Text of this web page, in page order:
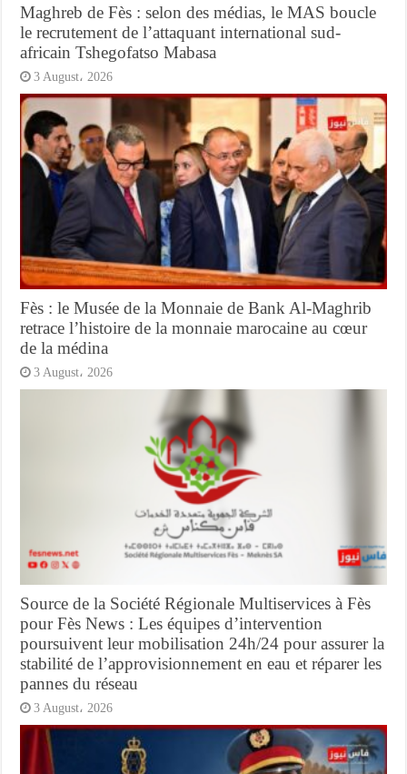
Maghreb de Fès : selon des médias, le MAS boucle
le recrutement de l’attaquant international sud-
africain Tshegofatso Mabasa
3 August، 2026
Fès : le Musée de la Monnaie de Bank Al-Maghrib
retrace l’histoire de la monnaie marocaine au cœur
de la médina
3 August، 2026
Source de la Société Régionale Multiservices à Fès
pour Fès News : Les équipes d’intervention
poursuivent leur mobilisation 24h/24 pour assurer la
stabilité de l’approvisionnement en eau et réparer les
pannes du réseau
3 August، 2026